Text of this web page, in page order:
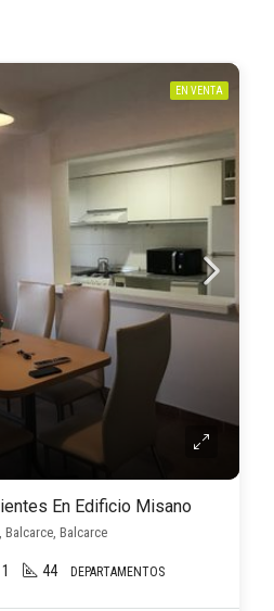
EN VENTA
En Edificio Misano
Balcarce, Balcarce
1 44 DEPARTAMENTOS